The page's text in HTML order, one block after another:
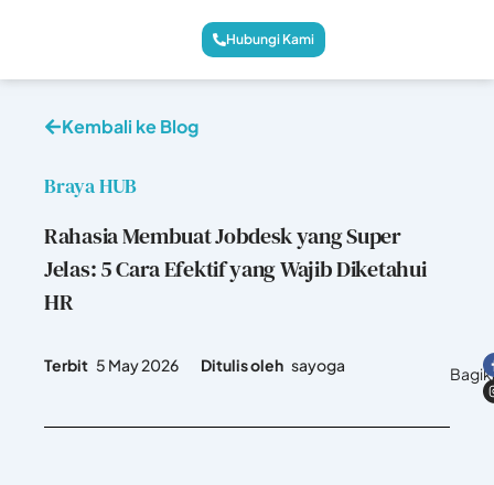
Hubungi Kami
Kembali ke Blog
Braya HUB
Rahasia Membuat Jobdesk yang Super
Jelas: 5 Cara Efektif yang Wajib Diketahui
HR
Terbit 5 May 2026 Ditulis oleh sayoga